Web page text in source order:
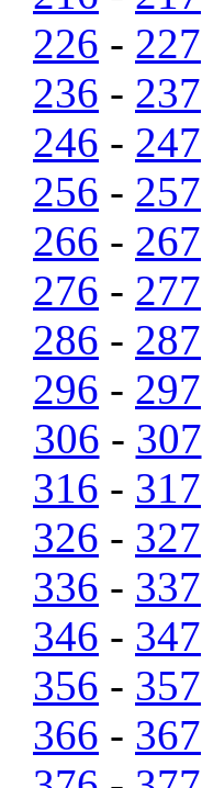
226 - 227
236 - 237
246 - 247
256 - 257
266 - 267
276 - 277
286 - 287
296 - 297
306 - 307
316 - 317
326 - 327
336 - 337
346 - 347
356 - 357
366 - 367